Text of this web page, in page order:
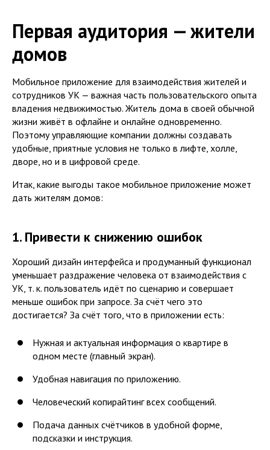
Первая аудитория — жители
домов
Мобильное приложение для взаимодействия жителей и
сотрудников УК — важная часть пользовательского опыта
владения недвижимостью. Житель дома в своей обычной
жизни живёт в офлайне и онлайне одновременно.
Поэтому управляющие компании должны создавать
удобные, приятные условия не только в лифте, холле,
дворе, но и в цифровой среде.
Итак, какие выгоды такое мобильное приложение может
дать жителям домов:
1. Привести к снижению ошибок
Хороший дизайн интерфейса и продуманный функционал
уменьшает раздражение человека от взаимодействия с
УК, т. к. пользователь идёт по сценарию и совершает
меньше ошибок при запросе. За счёт чего это
достигается? За счёт того, что в приложении есть:
Нужная и актуальная информация о квартире в
одном месте (главный экран).
Удобная навигация по приложению.
Человеческий копирайтинг всех сообщений.
Подача данных счётчиков в удобной форме,
подсказки и инструкция.